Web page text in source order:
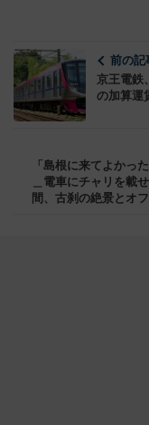
前の記
京王電鉄
の加算運
「島根に来てよかっ
＿電車にチャリを載
間、古刹の絶景とオ